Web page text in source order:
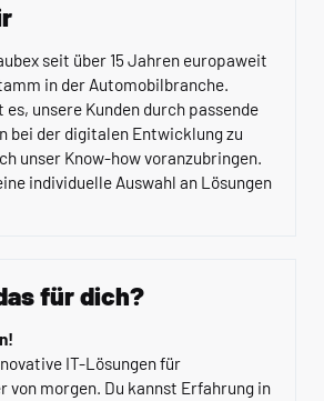
seit über 15 Jahren europaweit
in der Automobilbranche.
es, unsere Kunden durch passende
bei der digitalen Entwicklung zu
unser Know-how voranzubringen.
individuelle Auswahl an Lösungen
für dich?
IT-Lösungen für
von morgen. Du kannst Erfahrung in